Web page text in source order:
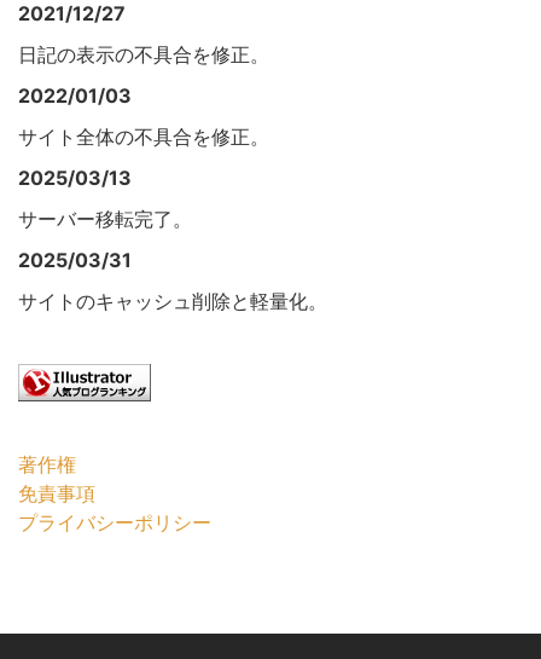
2021/12/27
日記の表示の不具合を修正。
2022/01/03
サイト全体の不具合を修正。
2025/03/13
サーバー移転完了。
2025/03/31
サイトのキャッシュ削除と軽量化。
著作権
免責事項
プライバシーポリシー